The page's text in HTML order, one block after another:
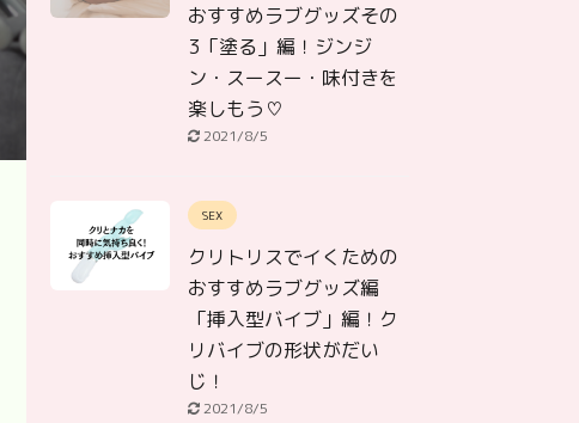
おすすめラブグッズその
3「塗る」編！ジンジ
ン・スースー・味付きを
楽しもう♡
2021/8/5
SEX
クリトリスでイくための
おすすめラブグッズ編
「挿入型バイブ」編！ク
リバイブの形状がだい
じ！
2021/8/5